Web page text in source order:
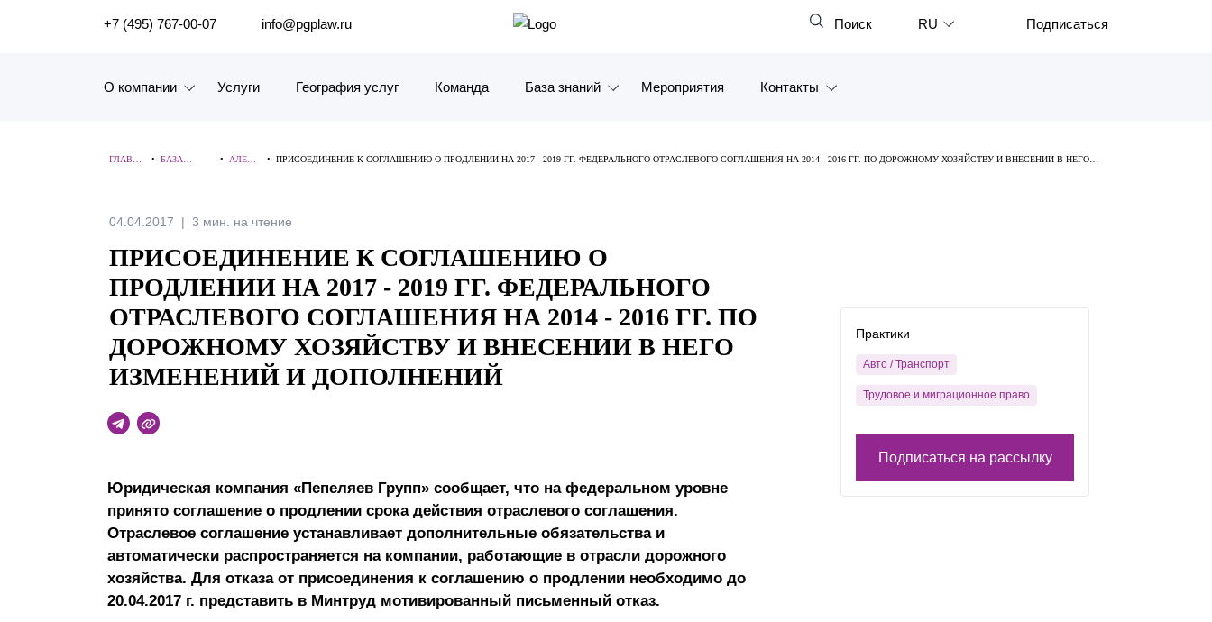
ПОИСК ПО САЙТУ Закрыть
+7 (495) 767-00-07 info@pgplaw.ru Поиск RU Подписаться
О компании
Наш опыт
Рейтинги, Награды, Цифры
Карьера
История компании
Почему «Пепеляев Групп»?
Партнера
Социальная
ответственность
Услуги География услуг Команда База знаний
Видео
Книги
Журналы
Мероприятия Контакты
ГЛАВНА •БАЗА • АЛЕРТ • ПРИСОЕДИНЕНИЕ К СОГЛАШЕНИЮ О ПРОДЛЕНИИ НА 2017 - 2019 ГГ. ФЕДЕРАЛЬНОГО ОТРАСЛЕВОГО СОГЛАШЕНИЯ НА 2014 - 2016 ГГ. ПО ДОРОЖНОМУ ХОЗЯЙСТВУ И ВНЕСЕНИИ В НЕГО
04.04.2017 3 мин. на чтение
ПРИСОЕДИНЕНИЕ К СОГЛАШЕНИЮ О
ПРОДЛЕНИИ НА 2017 - 2019 ГГ. ФЕДЕРАЛЬНОГО
ОТРАСЛЕВОГО СОГЛАШЕНИЯ НА 2014 - 2016 ГГ. ПО
ДОРОЖНОМУ ХОЗЯЙСТВУ И ВНЕСЕНИИ В НЕГО
ИЗМЕНЕНИЙ И ДОПОЛНЕНИЙ
Юридическая компания «Пепеляев Групп» сообщает, что на федеральном уровне
принято соглашение о продлении срока действия отраслевого соглашения.
Отраслевое соглашение устанавливает дополнительные обязательства и
автоматически распространяется на компании, работающие в отрасли дорожного
хозяйства. Для отказа от присоединения к соглашению о продлении необходимо до
20.04.2017 г. представить в Минтруд мотивированный письменный отказ.
Практики
Авто / Транспорт
Трудовое и миграционное право
Подписаться на рассылку